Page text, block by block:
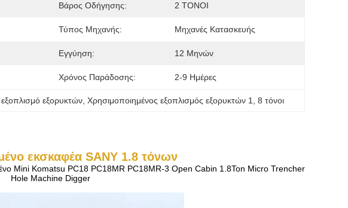
Βάρος Οδήγησης: 2 ΤΟΝΟΙ
Τύπος Μηχανής: Μηχανές Κατασκευής
Εγγύηση: 12 Μηνών
Χρόνος Παράδοσης: 2-9 Ημέρες
εξορυκτών , Χρησιμοποιημένος εξοπλισμός εξορυκτών 1 , 8 τόνοι
εκσκαφέα SANY 1.8 τόνων
Mini Komatsu PC18 PC18MR PC18MR-3 Open Cabin 1.8Ton Micro Trencher
Hole Machine Digger